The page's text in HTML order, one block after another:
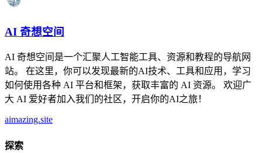
AI 奇想空间
AI 奇想空间是一个汇聚人工智能工具、资源和教程的导航网
站。 在这里，你可以发现最新的AI技术、工具和应用，学习
如何使用各种 AI 平台和框架，获取丰富的 AI 资源。 欢迎广
大 AI 爱好者加入我们的社区，开启你的AI之旅！
aimazing.site
探索